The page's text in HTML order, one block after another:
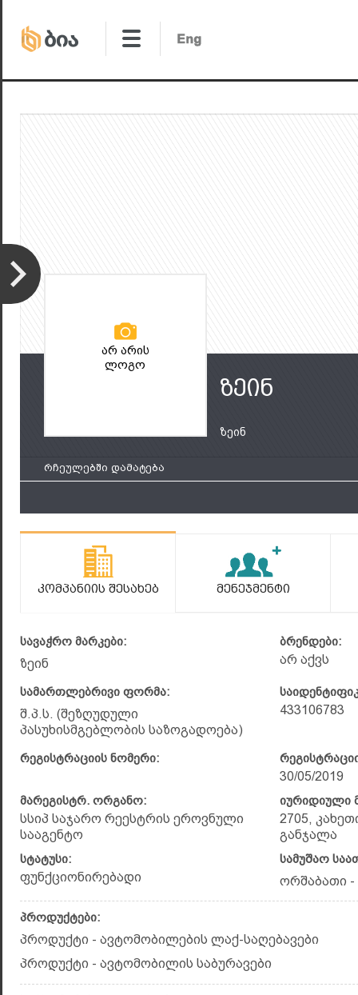
არ არის
ლოგო
ზეინ
ზეინ
რჩეულებში დამატება
Კომპანიის Შესახებ Მენეჯმენტი
სავაჭრო მარკები:
ზეინ
ბრენდები:
არ აქვს
სამართლებრივი ფორმა:
შ.პ.ს. (შეზღუდული
პასუხისმგებლობის საზოგადოება)
433106783
რეგისტრაციის ნომერი:
30/05/2019
მარეგისტრ. ორგანო:
სსიპ საჯარო რეესტრის ეროვნული
სააგენტო
იურიდიული
2705,
განჯალა
სტატუსი:
ფუნქციონირებადი
სამუშაო
ორშაბათი -
პროდუქტები:
პროდუქტი - ავტომობილების ლაქ-საღებავები
პროდუქტი - ავტომობილის საბურავები